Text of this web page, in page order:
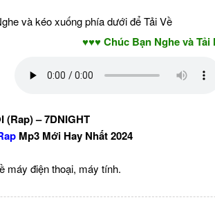
và kéo xuống phía dưới để Tải Về
♥♥♥ Chúc Bạn Nghe và Tải Nhạc
(Rap) – 7DNIGHT
Mp3 Mới Hay Nhất 2024
máy điện thoại, máy tính.